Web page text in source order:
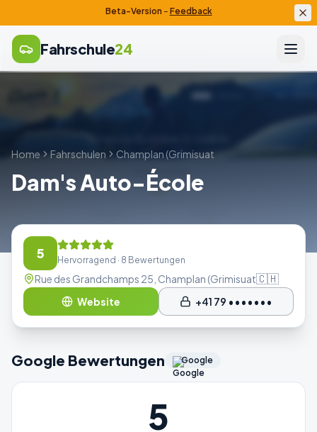
Beta-Version – Feedback
Fahrschule24
Home Fahrschulen Champlan (Grimisuat
Dam's Auto-École
5 Hervorragend · 8 Bewertungen
Rue des Grandchamps 25, Champlan (Grimisuat🇨🇭
Website +41 79 •••••••
Google Bewertungen Google
5